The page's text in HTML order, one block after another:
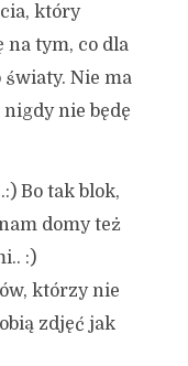
który
na tym, co dla
Nie ma
nie będę
Bo tak blok,
domy też
:)
którzy nie
zdjęć jak